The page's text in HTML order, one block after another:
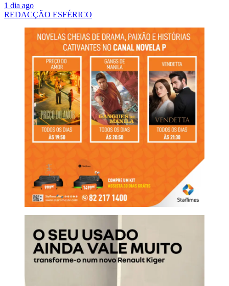
1 dia ago
REDACÇÃO ESFÉRICO